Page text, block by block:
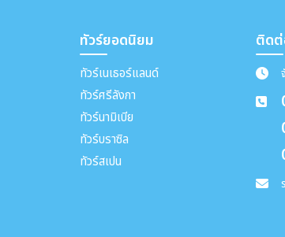
ทัวร์ยอดนิยม
ทัวร์เนเธอร์แลนด์
ทัวร์ศรีลังกา
ทัวร์นามิเบีย
ทัวร์บราซิล
ทัวร์สเปน
ติดต่